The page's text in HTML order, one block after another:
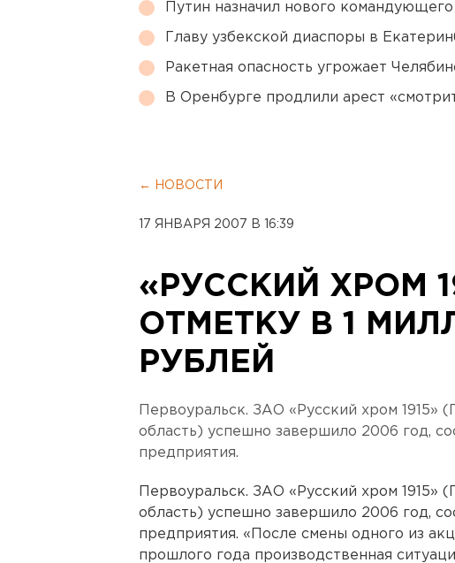
Путин назначил нового
Главу узбекской диаспоры в
Ракетная опасность угрожает
В Оренбурге продлили арест
← НОВОСТИ
17 ЯНВАРЯ 2007 В 16:39
«РУССКИЙ ХРОМ
ОТМЕТКУ В 1
РУБЛЕЙ
Первоуральск. ЗАО «Русский хром 1915»
область) успешно завершило 2006 год,
предприятия.
Первоуральск. ЗАО «Русский хром 1915»
область) успешно завершило 2006 год,
предприятия. «После смены одного из
прошлого года производственная